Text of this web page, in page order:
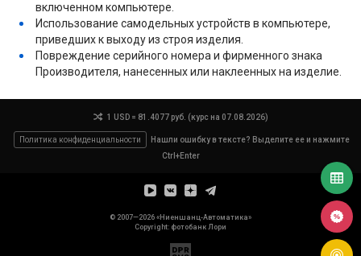
включенном компьютере.
Использование самодельных устройств в компьютере,
приведших к выходу из строя изделия.
Повреждение серийного номера и фирменного знака
Производителя, нанесенных или наклеенных на изделие.
1 USD = 81.4077 руб. (курс на 07.08.2026)
Политика конфиденциальности
Нашли ошибку в тексте? Выделите ее и нажмите
Ctrl+Enter
© 2007—2026 «Ниеншанц-Автоматика»
Copyright: фотобанк Лори